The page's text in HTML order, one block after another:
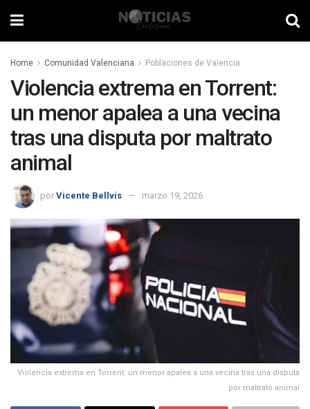
Home Comunidad Valenciana Poblaciones de Valencia
Violencia extrema en Torrent:
un menor apalea a una vecina
tras una disputa por maltrato
animal
por Vicente Bellvis marzo 19, 2026
Violencia extrema en Torrent: un menor apalea a una vecina tras una disputa
por maltrato animal